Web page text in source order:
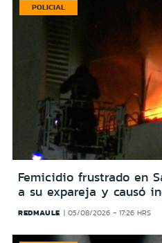
POLICIAL
Femicidio frustrado en
a su expareja y causó
REDMAULE 05/08/2026 - 17:26 HRS